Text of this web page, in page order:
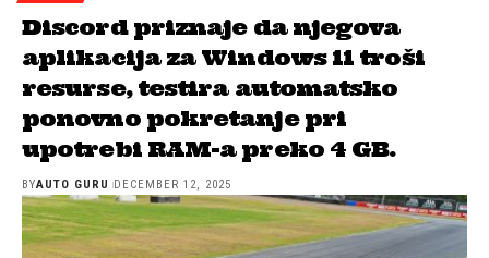
Discord priznaje da njegova
aplikacija za Windows 11 troši
resurse, testira automatsko
ponovno pokretanje pri
upotrebi RAM-a preko 4 GB.
BYAUTO GURU DECEMBER 12, 2025